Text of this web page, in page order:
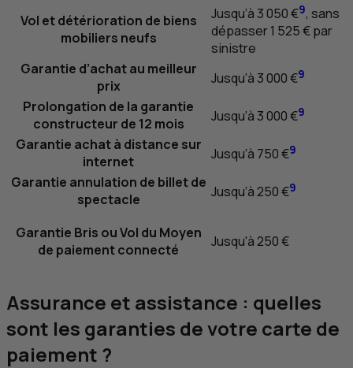
Vol et détérioration de biens
mobiliers neufs
Jusqu’à 3 050 €9, sans
dépasser 1 525 € par
sinistre
Garantie d’achat au meilleur
prix
Jusqu’à 3 000 €9
Prolongation de la garantie
constructeur de 12 mois
Jusqu’à 3 000 €9
Garantie achat à distance sur
internet
Jusqu’à 750 €9
Garantie annulation de billet de
spectacle
Jusqu’à 250 €9
Garantie Bris ou Vol du Moyen
de paiement connecté
Jusqu'à 250 €
Assurance et assistance : quelles
sont les garanties de votre carte de
paiement ?